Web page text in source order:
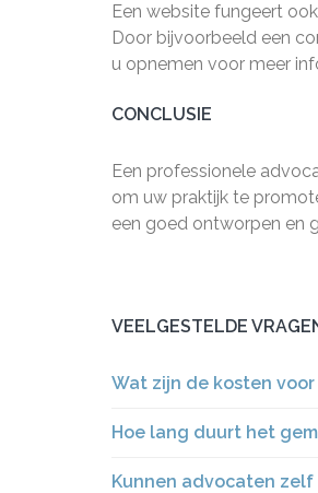
Een website fungeert
Door bijvoorbeeld een
u opnemen voor meer
CONCLUSIE
Een professionele
om uw praktijk te
een goed ontworpen en
VEELGESTELDE
Wat zijn de kosten
Hoe lang duurt het
Kunnen advocaten